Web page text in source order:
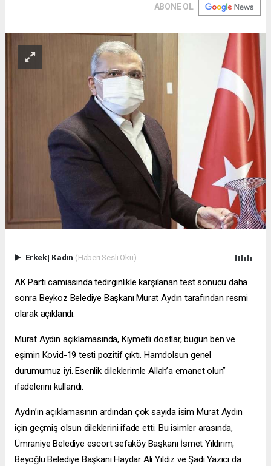
ABONE OL
Erkek| Kadın (Haberi Sesli Oku)
AK Parti camiasında tedirginlikle karşılanan test sonucu daha
sonra Beykoz Belediye Başkanı Murat Aydın tarafından resmi
olarak açıklandı.
Murat Aydın açıklamasında, Kıymetli dostlar, bugün ben ve
eşimin Kovid-19 testi pozitif çıktı. Hamdolsun genel
durumumuz iyi. Esenlik dileklerimle Allah’a emanet olun”
ifadelerini kullandı.
Aydın’ın açıklamasının ardından çok sayıda isim Murat Aydın
için geçmiş olsun dileklerini ifade etti. Bu isimler arasında,
Ümraniye Belediye escort sefaköyBaşkanı İsmet Yıldırım,
Beyoğlu Belediye Başkanı Haydar Ali Yıldız ve Şadi Yazıcı da